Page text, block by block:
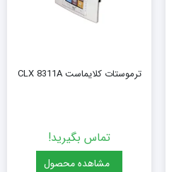
ترموستات کلایماست CLX 8311A
تماس بگیرید!
مشاهده محصول